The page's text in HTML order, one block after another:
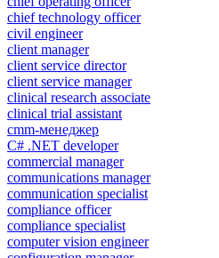
chief technology officer
civil engineer
client manager
client service director
client service manager
clinical research associate
clinical trial assistant
cmm-менеджер
C# .NET developer
commercial manager
communications manager
communication specialist
compliance officer
compliance specialist
computer vision engineer